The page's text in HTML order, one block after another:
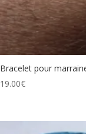
Bracelet pour
19.00€